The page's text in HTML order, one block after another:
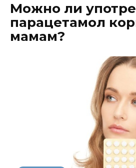
Можно ли
парацетамол
мамам?